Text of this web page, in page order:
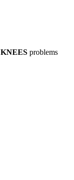
KNEES problems